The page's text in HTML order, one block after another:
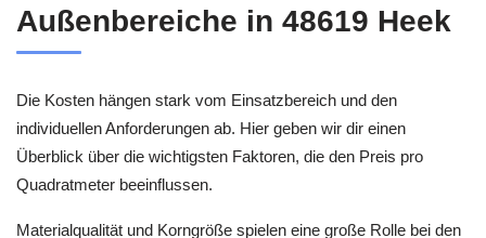
Außenbereiche in 48619 Heek
Die Kosten hängen stark vom Einsatzbereich und den
individuellen Anforderungen ab. Hier geben wir dir einen
Überblick über die wichtigsten Faktoren, die den Preis pro
Quadratmeter beeinflussen.
Materialqualität und Korngröße spielen eine große Rolle bei den